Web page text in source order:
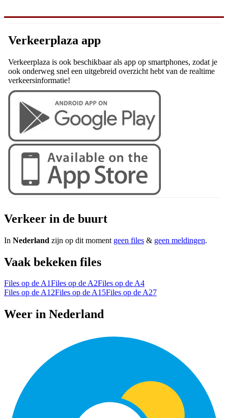
Verkeerplaza app
Verkeerplaza is ook beschikbaar als app op smartphones, zodat je
ook onderweg snel een uitgebreid overzicht hebt van de realtime
verkeersinformatie!
Verkeer in de buurt
In Nederland zijn op dit moment geen files & geen meldingen.
Vaak bekeken files
Files op de A1Files op de A2Files op de A4
Files op de A12Files op de A15Files op de A27
Weer in Nederland